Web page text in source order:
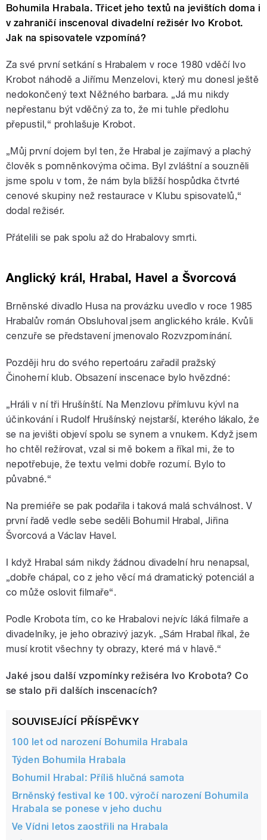
Bohumila Hrabala. Třicet jeho textů na jevištích doma i
v zahraničí inscenoval divadelní režisér Ivo Krobot.
Jak na spisovatele vzpomíná?
Za své první setkání s Hrabalem v roce 1980 vděčí Ivo
Krobot náhodě a Jiřímu Menzelovi, který mu donesl ještě
nedokončený text Něžného barbara. „Já mu nikdy
nepřestanu být vděčný za to, že mi tuhle předlohu
přepustil,“ prohlašuje Krobot.
„Můj první dojem byl ten, že Hrabal je zajímavý a plachý
člověk s pomněnkovýma očima. Byl zvláštní a souzněli
jsme spolu v tom, že nám byla bližší hospůdka čtvrté
cenové skupiny než restaurace v Klubu spisovatelů,“
dodal režisér.
Přátelili se pak spolu až do Hrabalovy smrti.
Anglický král, Hrabal, Havel a Švorcová
Brněnské divadlo Husa na provázku uvedlo v roce 1985
Hrabalův román Obsluhoval jsem anglického krále. Kvůli
cenzuře se představení jmenovalo Rozvzpomínání.
Později hru do svého repertoáru zařadil pražský
Činoherní klub. Obsazení inscenace bylo hvězdné:
„Hráli v ní tři Hrušínští. Na Menzlovu přímluvu kývl na
účinkování i Rudolf Hrušínský nejstarší, kterého lákalo, že
se na jevišti objeví spolu se synem a vnukem. Když jsem
ho chtěl režírovat, vzal si mě bokem a říkal mi, že to
nepotřebuje, že textu velmi dobře rozumí. Bylo to
půvabné.“
Na premiéře se pak podařila i taková malá schválnost. V
první řadě vedle sebe seděli Bohumil Hrabal, Jiřina
Švorcová a Václav Havel.
I když Hrabal sám nikdy žádnou divadelní hru nenapsal,
„dobře chápal, co z jeho věcí má dramatický potenciál a
co může oslovit filmaře“.
Podle Krobota tím, co ke Hrabalovi nejvíc láká filmaře a
divadelníky, je jeho obrazivý jazyk. „Sám Hrabal říkal, že
musí krotit všechny ty obrazy, které má v hlavě.“
Jaké jsou další vzpomínky režiséra Ivo Krobota? Co
se stalo při dalších inscenacích?
SOUVISEJÍCÍ PŘÍSPĚVKY
100 let od narození Bohumila Hrabala
Týden Bohumila Hrabala
Bohumil Hrabal: Příliš hlučná samota
Brněnský festival ke 100. výročí narození Bohumila
Hrabala se ponese v jeho duchu
Ve Vídni letos zaostřili na Hrabala